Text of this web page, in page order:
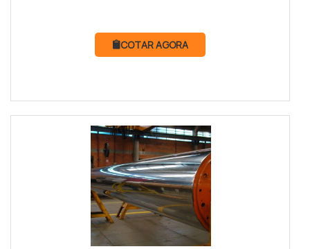
COTAR AGORA